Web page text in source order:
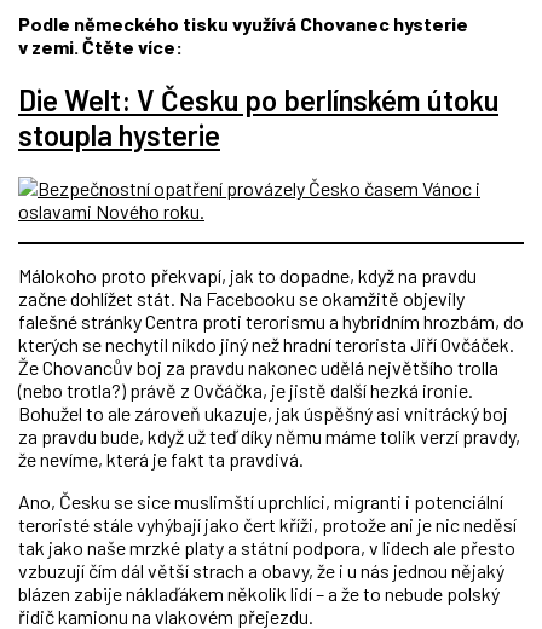
Podle německého tisku využívá Chovanec hysterie
v zemi. Čtěte více:
Die Welt: V Česku po berlínském útoku
stoupla hysterie
Málokoho proto překvapí, jak to dopadne, když na pravdu
začne dohlížet stát. Na Facebooku se okamžitě objevily
falešné stránky Centra proti terorismu a hybridním hrozbám, do
kterých se nechytil nikdo jiný než hradní terorista Jiří Ovčáček.
Že Chovancův boj za pravdu nakonec udělá největšího trolla
(nebo trotla?) právě z Ovčáčka, je jistě další hezká ironie.
Bohužel to ale zároveň ukazuje, jak úspěšný asi vnitrácký boj
za pravdu bude, když už teď díky němu máme tolik verzí pravdy,
že nevíme, která je fakt ta pravdivá.
Ano, Česku se sice muslimští uprchlíci, migranti i potenciální
teroristé stále vyhýbají jako čert kříži, protože ani je nic neděsí
tak jako naše mrzké platy a státní podpora, v lidech ale přesto
vzbuzují čím dál větší strach a obavy, že i u nás jednou nějaký
blázen zabije náklaďákem několik lidí – a že to nebude polský
řidič kamionu na vlakovém přejezdu.